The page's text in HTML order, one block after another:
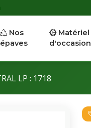
Nos
épaves
Matériel
d'occasion
LP : 1718